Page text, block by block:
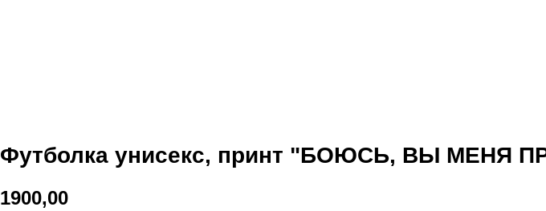
Футболка унисекс, принт "БОЮСЬ, ВЫ МЕНЯ
1900,00